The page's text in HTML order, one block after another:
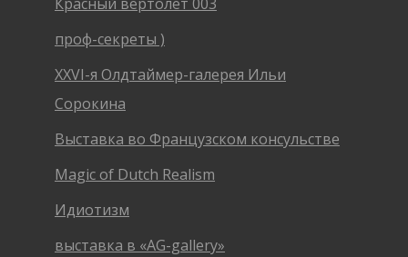
проф-секреты )
XXVI-я Олдтаймер-галерея Ильи
Сорокина
Выставка во Французском консульстве
Magic of Dutch Realism
Идиотизм
выставка в «AG-gallery»